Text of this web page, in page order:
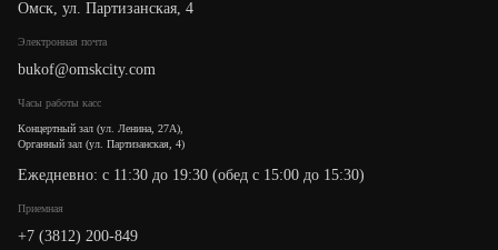
Омск, ул. Партизанская, 4
Электронная почта
bukof@omskcity.com
Часы работы касс
Концертный зал (ул. Ленина, 27А),
Органный зал (ул. Партизанская, 4)
Ежедневно: с 11:30 до 19:30 (обед с 15:00 до 15:30)
Приемная
+7 (3812) 200-849